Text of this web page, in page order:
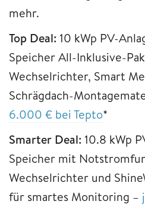
mehr.
Top Deal: 10 kWp PV-
Speicher All-Inklusive-
Wechselrichter, Smart
Schrägdach-
6.000 € bei Tepto*
Smarter Deal: 10.8 kWp
Speicher mit
Wechselrichter und
für smartes Monitoring –